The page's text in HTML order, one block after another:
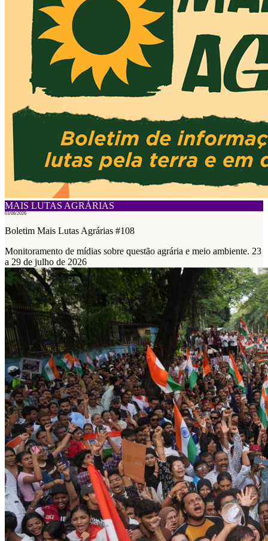
MAIS LUTAS AGRÁRIAS
03/08/2026
Boletim Mais Lutas Agrárias #108
Monitoramento de mídias sobre questão agrária e meio ambiente. 23
a 29 de julho de 2026